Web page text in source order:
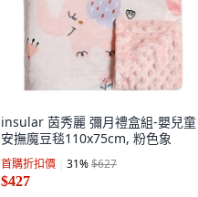
insular 茵秀麗 彌月禮盒組-嬰兒童
安撫魔豆毯110x75cm, 粉色象
首購折扣價 31%$627
$427